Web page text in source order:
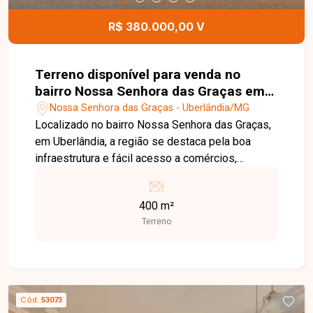
R$ 380.000,00 V
Terreno disponível para venda no
bairro Nossa Senhora das Graças em
Uberlândia MG
Nossa Senhora das Graças - Uberlândia/MG
Localizado no bairro Nossa Senhora das Graças,
em Uberlândia, a região se destaca pela boa
infraestrutura e fácil acesso a comércios,
opção para quem busca praticidade no dia a dia.
O imóvel possui 400 m² de terreno, amplo e bem
localizado dentro do bairro, ideal para construção
informações!
400 m²
Terreno
Cód. 53073